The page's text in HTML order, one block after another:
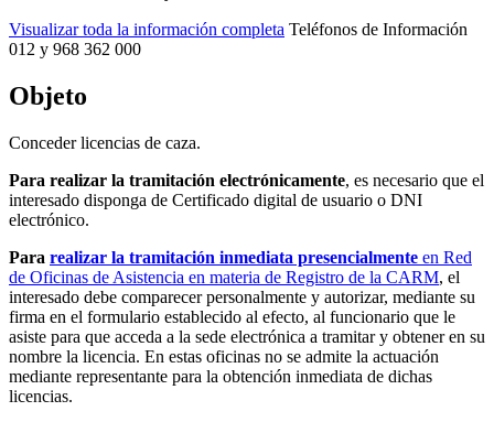
Visualizar toda la información completa Teléfonos de Información
012 y 968 362 000
Objeto
Conceder licencias de caza.
Para realizar la tramitación electrónicamente, es necesario que el
interesado disponga de Certificado digital de usuario o DNI
electrónico.
Para realizar la tramitación inmediata presencialmente en Red
de Oficinas de Asistencia en materia de Registro de la CARM, el
interesado debe comparecer personalmente y autorizar, mediante su
firma en el formulario establecido al efecto, al funcionario que le
asiste para que acceda a la sede electrónica a tramitar y obtener en su
nombre la licencia. En estas oficinas no se admite la actuación
mediante representante para la obtención inmediata de dichas
licencias.